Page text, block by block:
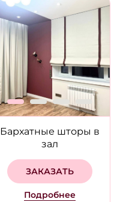
Бархатные шторы в
зал
ЗАКАЗАТЬ
Подробнее